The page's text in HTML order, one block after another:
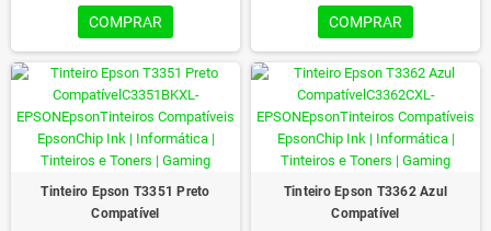
COMPRAR COMPRAR
Tinteiro Epson T3351 Preto
Compatível
Tinteiro Epson T3362 Azul
Compatível